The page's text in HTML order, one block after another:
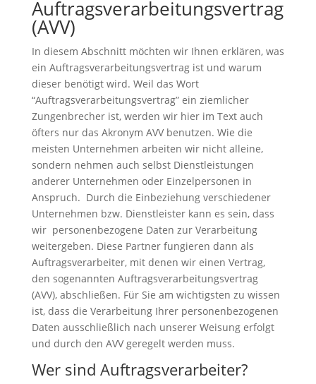
Auftragsverarbeitungsvertrag
(AVV)
In diesem Abschnitt möchten wir Ihnen erklären, was
ein Auftragsverarbeitungsvertrag ist und warum
dieser benötigt wird. Weil das Wort
“Auftragsverarbeitungsvertrag” ein ziemlicher
Zungenbrecher ist, werden wir hier im Text auch
öfters nur das Akronym AVV benutzen. Wie die
meisten Unternehmen arbeiten wir nicht alleine,
sondern nehmen auch selbst Dienstleistungen
anderer Unternehmen oder Einzelpersonen in
Anspruch. Durch die Einbeziehung verschiedener
Unternehmen bzw. Dienstleister kann es sein, dass
wir personenbezogene Daten zur Verarbeitung
weitergeben. Diese Partner fungieren dann als
Auftragsverarbeiter, mit denen wir einen Vertrag,
den sogenannten Auftragsverarbeitungsvertrag
(AVV), abschließen. Für Sie am wichtigsten zu wissen
ist, dass die Verarbeitung Ihrer personenbezogenen
Daten ausschließlich nach unserer Weisung erfolgt
und durch den AVV geregelt werden muss.
Wer sind Auftragsverarbeiter?